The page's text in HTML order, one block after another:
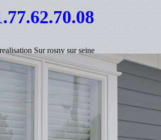
Sur rosny sur seine